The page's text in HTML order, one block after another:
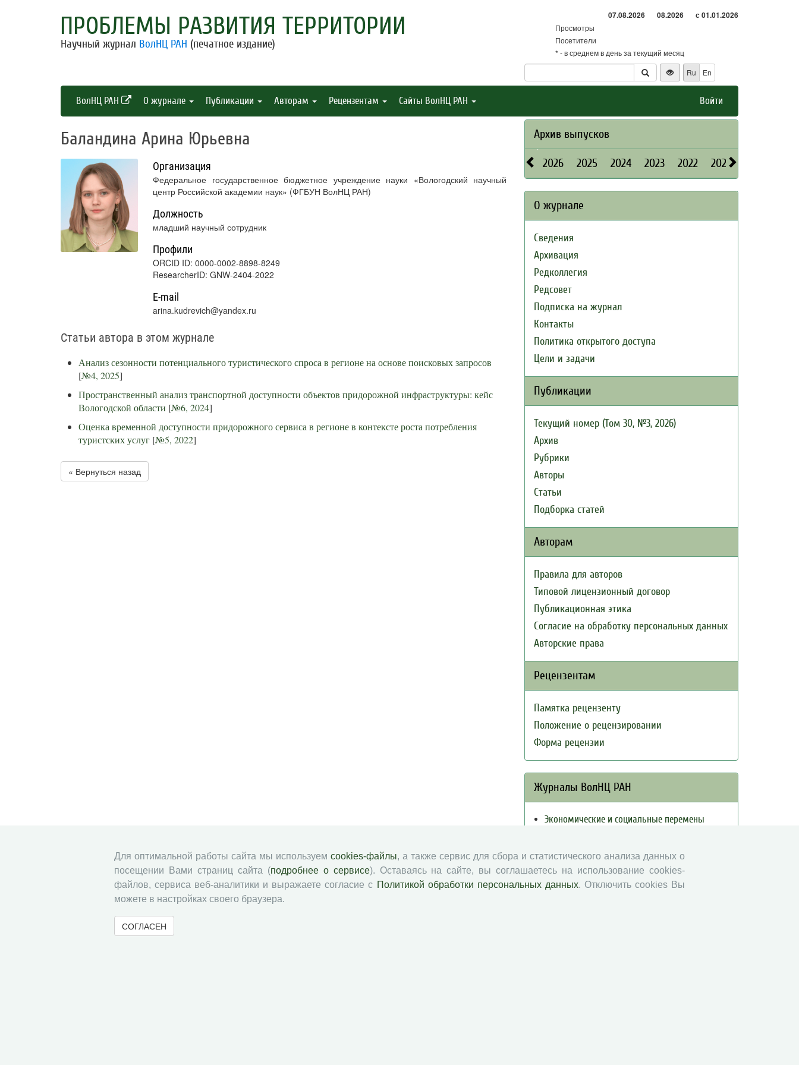
ПРОБЛЕМЫ РАЗВИТИЯ ТЕРРИТОРИИ
Научный журнал ВолНЦ РАН (печатное издание)
07.08.2026 08.2026 с 01.01.2026
Просмотры
Посетители
* - в среднем в день за текущий месяц
Ru
En
ВолНЦ РАН О журнале Публикации Авторам Рецензентам Сайты ВолНЦ РАН Войти
Баландина Арина Юрьевна
Организация
Федеральное государственное бюджетное учреждение науки «Вологодский научный
центр Российской академии наук» (ФГБУН ВолНЦ РАН)
Должность
младший научный сотрудник
Профили
ORCID ID: 0000-0002-8898-8249
ResearcherID: GNW-2404-2022
E-mail
arina.kudrevich@yandex.ru
Статьи автора в этом журнале
Анализ сезонности потенциального туристического спроса в регионе на основе поисковых запросов
[№4, 2025]
Пространственный анализ транспортной доступности объектов придорожной инфраструктуры: кейс
Вологодской области [№6, 2024]
Оценка временной доступности придорожного сервиса в регионе в контексте роста потребления
туристских услуг [№5, 2022]
« Вернуться назад
Архив выпусков
2026 2025 2024 2023 2022 2021
О журнале
Сведения
Архивация
Редколлегия
Редсовет
Подписка на журнал
Контакты
Политика открытого доступа
Цели и задачи
Публикации
Текущий номер (Том 30, №3, 2026)
Архив
Рубрики
Авторы
Статьи
Подборка статей
Авторам
Правила для авторов
Типовой лицензионный договор
Публикационная этика
Согласие на обработку персональных данных
Авторские права
Рецензентам
Памятка рецензенту
Положение о рецензировании
Форма рецензии
Журналы ВолНЦ РАН
Экономические и социальные перемены
Вопросы территориального развития
Социальное пространство
Юный экономист
Для оптимальной работы сайта мы используем cookies-файлы, а также сервис для сбора и статистического анализа данных о
посещении Вами страниц сайта (подробнее о сервисе). Оставаясь на сайте, вы соглашаетесь на использование cookies-
файлов, сервиса веб-аналитики и выражаете согласие с Политикой обработки персональных данных. Отключить cookies Вы
можете в настройках своего браузера.
СОГЛАСЕН